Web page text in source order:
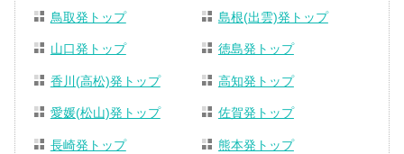
鳥取発トップ 島根(出雲)発トップ
山口発トップ 徳島発トップ
香川(高松)発トップ 高知発トップ
愛媛(松山)発トップ 佐賀発トップ
長崎発トップ 熊本発トップ